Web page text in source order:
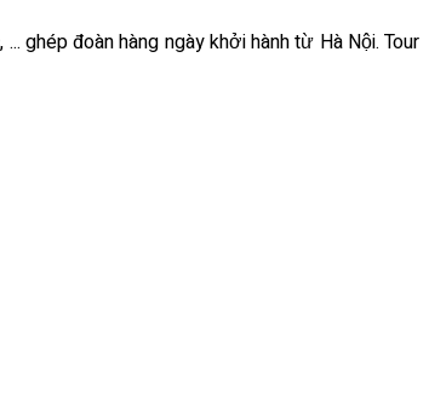
ghép đoàn hàng ngày khởi hành từ Hà Nội. Tour